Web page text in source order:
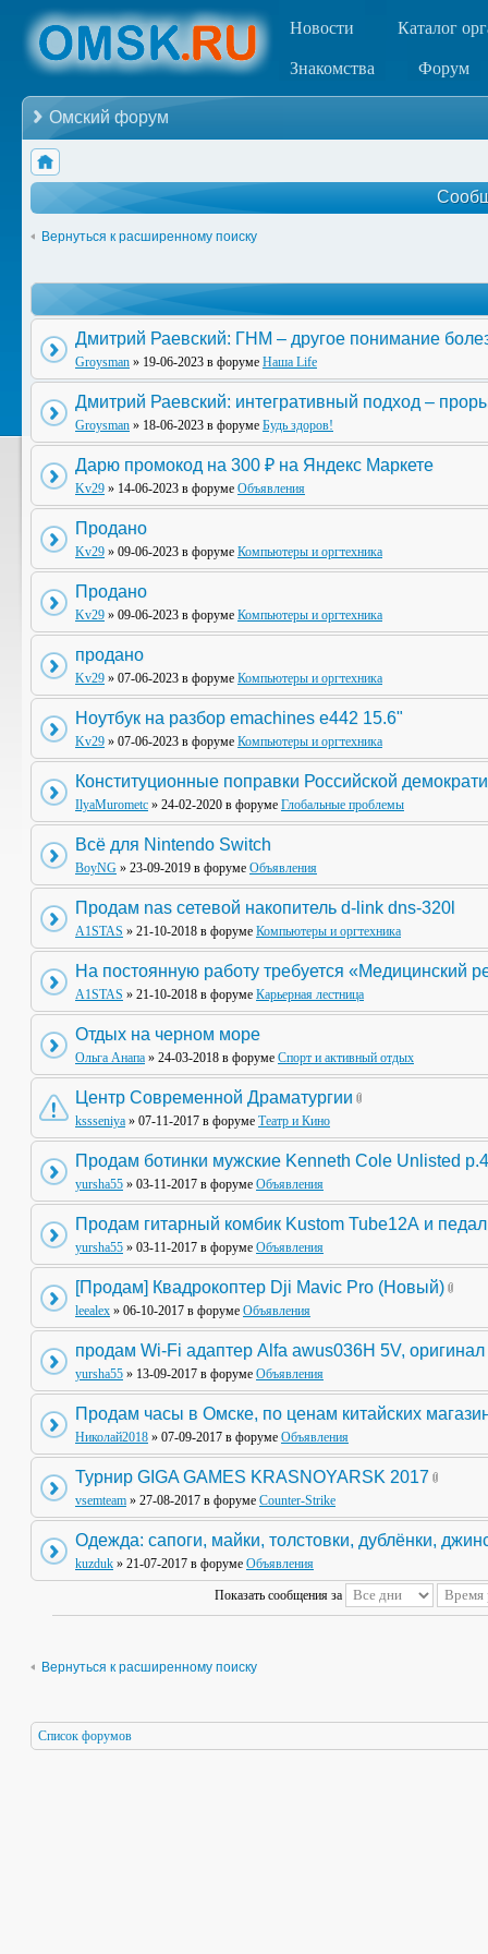
Новости Каталог
Знакомства Форум
Омский форум
Вернуться к расширенному поиску
Дмитрий Раевский: ГНМ – другое понимание
Groysman » 19-06-2023 в форуме Наша Life
Дмитрий Раевский: интегративный подход –
Groysman » 18-06-2023 в форуме Будь здоров!
Дарю промокод на 300 ₽ на Яндекс Маркете
Kv29 » 14-06-2023 в форуме Объявления
Продано
Kv29 » 09-06-2023 в форуме Компьютеры и оргтехника
Продано
Kv29 » 09-06-2023 в форуме Компьютеры и оргтехника
продано
Kv29 » 07-06-2023 в форуме Компьютеры и оргтехника
Ноутбук на разбор emachines e442 15.6"
Kv29 » 07-06-2023 в форуме Компьютеры и оргтехника
Конституционные поправки Российской
IlyaMurometc » 24-02-2020 в форуме Глобальные проблемы
Всё для Nintendo Switch
BoyNG » 23-09-2019 в форуме Объявления
Продам nas сетевой накопитель d-link dns-320l
A1STAS » 21-10-2018 в форуме Компьютеры и оргтехника
На постоянную работу требуется «Медицинский
A1STAS » 21-10-2018 в форуме Карьерная лестница
Отдых на черном море
Ольга Анапа » 24-03-2018 в форуме Спорт и активный отдых
Центр Современной Драматургии
kssseniya » 07-11-2017 в форуме Театр и Кино
Продам ботинки мужские Kenneth Cole Unlisted
yursha55 » 03-11-2017 в форуме Объявления
Продам гитарный комбик Kustom Tube12А и
yursha55 » 03-11-2017 в форуме Объявления
[Продам] Квадрокоптер Dji Mavic Pro (Новый)
leealex » 06-10-2017 в форуме Объявления
продам Wi-Fi адаптер Alfa awus036H 5V, оригинал
yursha55 » 13-09-2017 в форуме Объявления
Продам часы в Омске, по ценам китайских
Николай2018 » 07-09-2017 в форуме Объявления
Турнир GIGA GAMES KRASNOYARSK 2017
vsemteam » 27-08-2017 в форуме Counter-Strike
Одежда: сапоги, майки, толстовки, дублёнки,
kuzduk » 21-07-2017 в форуме Объявления
Показать сообщения за
Вернуться к расширенному поиску
Список форумов